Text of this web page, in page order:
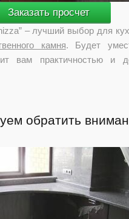
Заказать просчет
– лучший выбор для
камня. Будет
вам практичностью и
обратить